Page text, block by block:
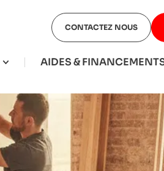
CONTACTEZ NOUS
AIDES &